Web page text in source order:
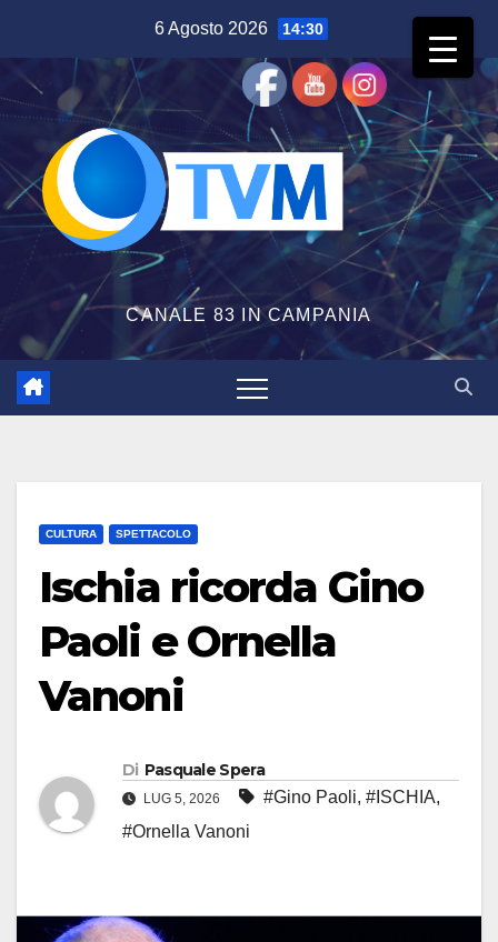
contenuto
6 Agosto 2026 14:30
CANALE 83 IN CAMPANIA
CULTURA SPETTACOLO
Ischia ricorda Gino
Paoli e Ornella
Vanoni
Di Pasquale Spera
LUG 5, 2026 #Gino Paoli, #ISCHIA,
#Ornella Vanoni